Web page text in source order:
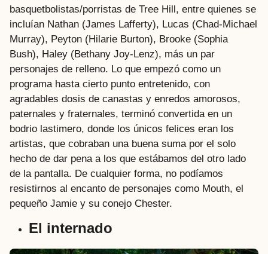
basquetbolistas/porristas de Tree Hill, entre quienes se
incluían Nathan (James Lafferty), Lucas (Chad-Michael
Murray), Peyton (Hilarie Burton), Brooke (Sophia
Bush), Haley (Bethany Joy-Lenz), más un par
personajes de relleno. Lo que empezó como un
programa hasta cierto punto entretenido, con
agradables dosis de canastas y enredos amorosos,
paternales y fraternales, terminó convertida en un
bodrio lastimero, donde los únicos felices eran los
artistas, que cobraban una buena suma por el solo
hecho de dar pena a los que estábamos del otro lado
de la pantalla. De cualquier forma, no podíamos
resistirnos al encanto de personajes como Mouth, el
pequeño Jamie y su conejo Chester.
El internado